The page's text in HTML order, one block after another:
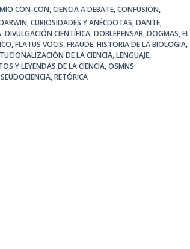
CON-CON,CIENCIA A DEBATE,CONFUSIÓN,
,CURIOSIDADES Y ANÉCDOTAS,DANTE,
,DIVULGACIÓN CIENTÍFICA,DOBLEPENSAR,DOGMAS,EL
,FLATUS VOCIS,FRAUDE,HISTORIA DE LA BIOLOGIA,
DE LA CIENCIA,LENGUAJE,
Y LEYENDAS DE LA CIENCIA,OSMNS
,RETÓRICA